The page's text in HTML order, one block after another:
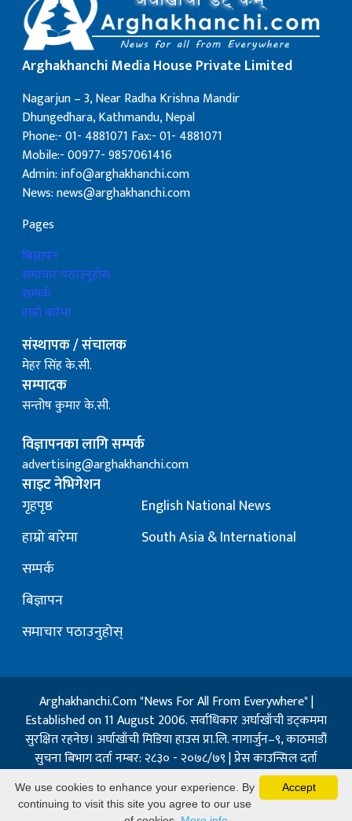
Arghakhanchi Media House Private Limited
Nagarjun – 3, Near Radha Krishna Mandir
Dhungedhara, Kathmandu, Nepal
Phone:- 01- 4881071 Fax:- 01- 4881071
Mobile:- 00977- 9857061416
Admin: info@arghakhanchi.com
News: news@arghakhanchi.com
Pages
बिज्ञापन
समाचार पठाउनुहोस्
सम्पर्क
हाम्रो बारेमा
संस्थापक / संचालक
मेहर सिंह के.सी.
सम्पादक
सन्तोष कुमार के.सी.
विज्ञापनका लागि सम्पर्क
advertising@arghakhanchi.com
साइट नेभिगेशन
गृहपृष्ठ
हाम्रो बारेमा
सम्पर्क
बिज्ञापन
समाचार पठाउनुहोस्
English National News
South Asia & International
Arghakhanchi.Com "News For All From Everywhere" |
Established on 11 August 2006. सर्वाधिकार अर्घाखाँची डट्कममा
सुरक्षित रहनेछ। अर्घाखाँची मिडिया हाउस प्रा.लि. नागार्जुन–९, काठमाडौं
सुचना बिभाग दर्ता नम्बर: २८३० - २०७८/७९ | प्रेस काउन्सिल दर्ता
नम्बर: १३२ / २०७३-०४-२१ | जिप्रका सि- नम्बर: ७, दर्ता नम्बर
७-०६७-६८
Powered By:Best Nepal
Accept
We use cookies to enhance your experience. By
continuing to visit this site you agree to our use